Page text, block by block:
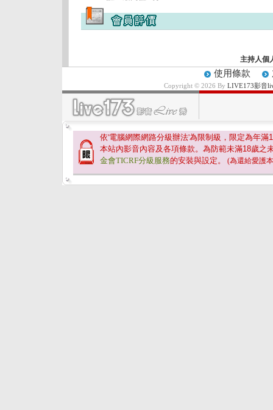
主持人個
使用條款
Copyright © 2026 By LIVE173影音
依'電腦網際網路分級辦法'為限制級，限定為年滿
本站內影音內容及各項條款。為防範未滿18歲之
金會TICRF分級服務的安裝與設定。 (為還給愛護